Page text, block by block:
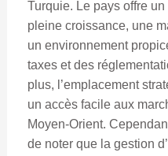
Turquie. Le pays offre
pleine croissance, une
un environnement
taxes et des
plus, l’emplacement
un accès facile aux
Moyen-Orient.
de noter que la gestion